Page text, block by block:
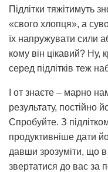
Підлітки тяжітимуть
«свого хлопця», а
їх напружувати сили
кому він цікавий? Ну,
серед підлітків теж
І от знаєте – марно
результату, постійно
Спробуйте. З
продуктивніше дати
давши зрозуміти, що
звертатися до вас за